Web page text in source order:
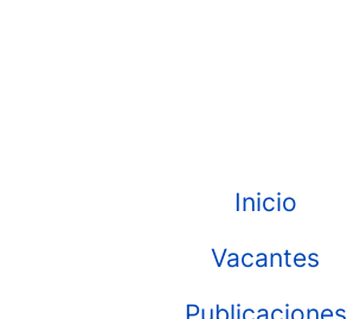
Inicio
Vacantes